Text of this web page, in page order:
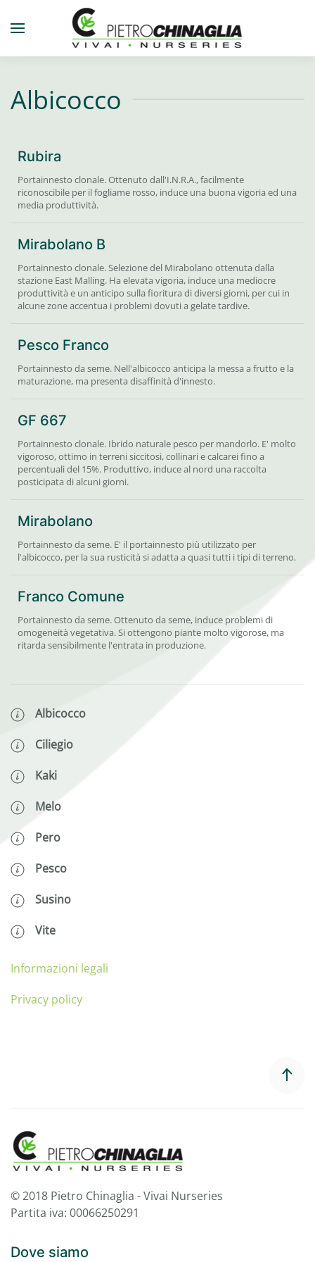
Skip to main content
Albicocco
Rubira
Portainnesto clonale. Ottenuto dall'I.N.R.A., facilmente
riconoscibile per il fogliame rosso, induce una buona vigoria ed una
media produttività.
Mirabolano B
Portainnesto clonale. Selezione del Mirabolano ottenuta dalla
stazione East Malling. Ha elevata vigoria, induce una mediocre
produttività e un anticipo sulla fioritura di diversi giorni, per cui in
alcune zone accentua i problemi dovuti a gelate tardive.
Pesco Franco
Portainnesto da seme. Nell'albicocco anticipa la messa a frutto e la
maturazione, ma presenta disaffinità d'innesto.
GF 667
Portainnesto clonale. Ibrido naturale pesco per mandorlo. E' molto
vigoroso, ottimo in terreni siccitosi, collinari e calcarei fino a
percentuali del 15%. Produttivo, induce al nord una raccolta
posticipata di alcuni giorni.
Mirabolano
Portainnesto da seme. E' il portainnesto più utilizzato per
l'albicocco, per la sua rusticità si adatta a quasi tutti i tipi di terreno.
Franco Comune
Portainnesto da seme. Ottenuto da seme, induce problemi di
omogeneità vegetativa. Si ottengono piante molto vigorose, ma
ritarda sensibilmente l'entrata in produzione.
Albicocco
Ciliegio
Kaki
Melo
Pero
Pesco
Susino
Vite
Informazioni legali
Privacy policy
© 2018 Pietro Chinaglia - Vivai Nurseries
Partita iva: 00066250291
Dove siamo